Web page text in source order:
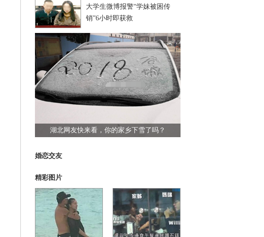
大学生微博报警“学妹被困传
销”6小时即获救
湖北网友快来看，你的家乡下雪了吗？
婚恋交友
精彩图片